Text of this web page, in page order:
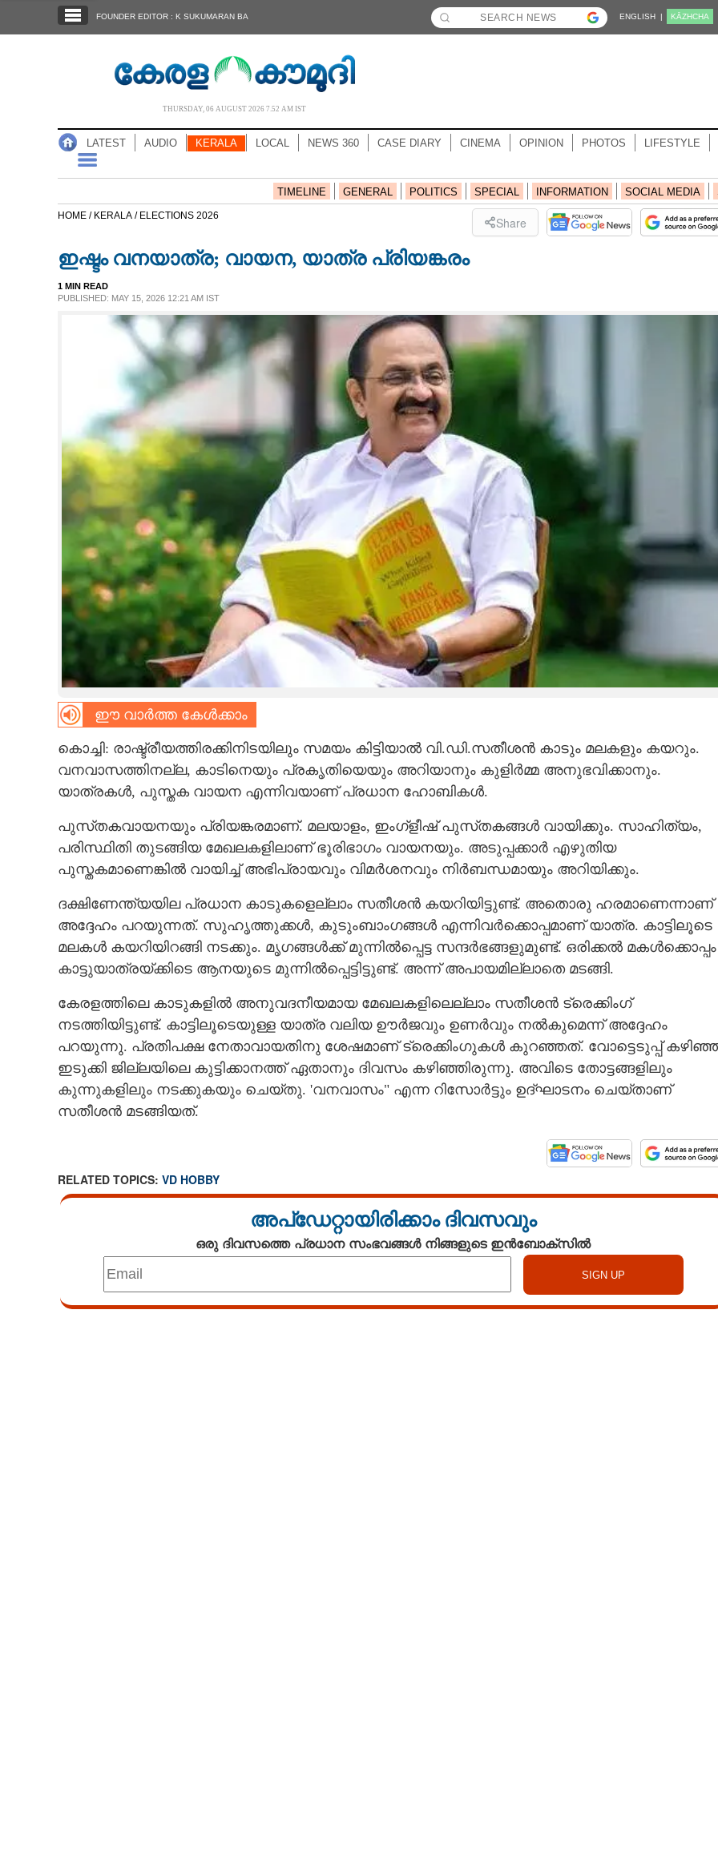
NOTIFIED NEWS
CARTOONS
LITERATURE
FOUNDER EDITOR : K SUKUMARAN BA ENGLISH | KĀZHCHA
THURSDAY, 06 AUGUST 2026 7.52 AM IST
LATEST AUDIO KERALA LOCAL NEWS 360 CASE DIARY CINEMA OPINION PHOTOS LIFESTYLE
TIMELINE GENERAL POLITICS SPECIAL INFORMATION SOCIAL MEDIA
HOME / KERALA / ELECTIONS 2026 Share
ഇഷ്ടം വനയാത്ര; വായന, യാത്ര പ്രിയങ്കരം
1 MIN READ
PUBLISHED: MAY 15, 2026 12:21 AM IST
ഈ വാർത്ത കേൾക്കാം
കൊച്ചി: രാഷ്ട്രീയത്തിരക്കിനിടയിലും സമയം കിട്ടിയാൽ വി.ഡി.സതീശൻ കാടും മലകളും കയറും.
വനവാസത്തിനല്ല, കാടിനെയും പ്രകൃതിയെയും അറിയാനും കുളിർമ്മ അനുഭവിക്കാനും.
യാത്രകൾ, പുസ്തക വായന എന്നിവയാണ് പ്രധാന ഹോബികൾ.
പുസ്‌തകവായനയും പ്രിയങ്കരമാണ്. മലയാളം, ഇംഗ്ളീഷ് പുസ്‌തകങ്ങൾ വായിക്കും. സാഹിത്യം,
പരിസ്ഥിതി തുടങ്ങിയ മേഖലകളിലാണ് ഭൂരിഭാഗം വായനയും. അടുപ്പക്കാർ എഴുതിയ
പുസ്തകമാണെങ്കിൽ വായിച്ച് അഭിപ്രായവും വിമർശനവും നിർബന്ധമായും അറിയിക്കും.
ദക്ഷിണേന്ത്യയില പ്രധാന കാടുകളെല്ലാം സതീശൻ കയറിയിട്ടുണ്ട്. അതൊരു ഹരമാണെന്നാണ്
അദ്ദേഹം പറയുന്നത്. സുഹൃത്തുക്കൾ, കുടുംബാംഗങ്ങൾ എന്നിവർക്കൊപ്പമാണ് യാത്ര. കാട്ടിലൂടെ
മലകൾ കയറിയിറങ്ങി നടക്കും. മൃഗങ്ങൾക്ക് മുന്നിൽപ്പെട്ട സന്ദർഭങ്ങളുമുണ്ട്. ഒരിക്കൽ മകൾക്കൊപ്പം
കാട്ടുയാത്രയ്‌ക്കിടെ ആനയുടെ മുന്നിൽപ്പെട്ടിട്ടുണ്ട്. അന്ന് അപായമില്ലാതെ മടങ്ങി.
കേരളത്തിലെ കാടുകളിൽ അനുവദനീയമായ മേഖലകളിലെല്ലാം സതീശൻ ട്രെക്കിംഗ്
നടത്തിയിട്ടുണ്ട്. കാട്ടിലൂടെയുള്ള യാത്ര വലിയ ഊർജവും ഉണർവും നൽകുമെന്ന് അദ്ദേഹം
പറയുന്നു. പ്രതിപക്ഷ നേതാവായതിനു ശേഷമാണ് ട്രെക്കിംഗുകൾ കുറഞ്ഞത്. വോട്ടെടുപ്പ്
ഇടുക്കി ജില്ലയിലെ കുട്ടിക്കാനത്ത് ഏതാനും ദിവസം കഴിഞ്ഞിരുന്നു. അവിടെ തോട്ടങ്ങളിലും
കുന്നുകളിലും നടക്കുകയും ചെയ്‌തു. 'വനവാസം" എന്ന റിസോർട്ടും ഉദ്ഘാടനം ചെയ്‌താണ്
സതീശൻ മടങ്ങിയത്.
RELATED TOPICS: VD HOBBY
അപ്ഡേറ്റായിരിക്കാം ദിവസവും
ഒരു ദിവസത്തെ പ്രധാന സംഭവങ്ങൾ നിങ്ങളുടെ ഇൻബോക്സിൽ